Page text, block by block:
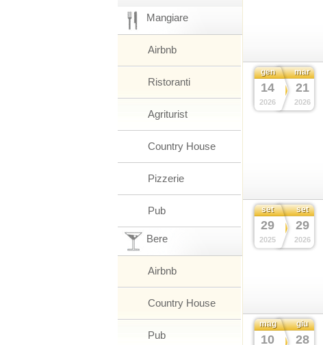
gen
14
2026
mar
21
2026
set
29
2025
set
29
2026
mag
10
giu
28
Mangiare
Airbnb
Ristoranti
Agriturist
Country House
Pizzerie
Pub
Bere
Airbnb
Country House
Pub